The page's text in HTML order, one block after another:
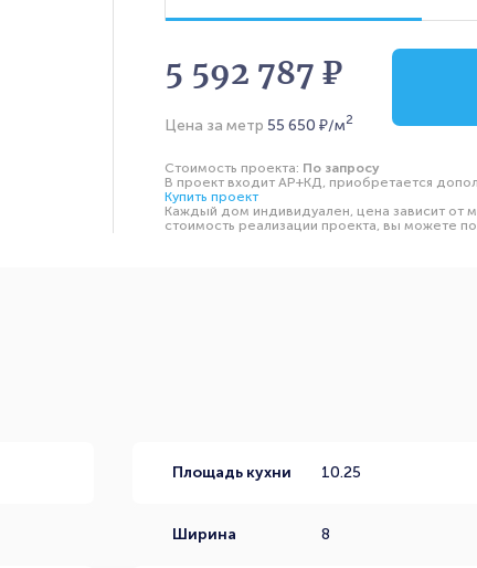
5 592 787 ₽
Цена за метр 55 650₽/м2
Стоимость проекта: По запросу
В проект входит АР+КД, приобретается
Купить проект
Каждый дом индивидуален, цена зависит от
стоимость реализации проекта, вы можете
Площадь кухни 10.25
Ширина 8